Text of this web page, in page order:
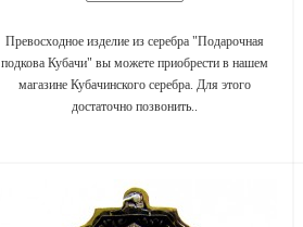
Превосходное изделие из серебра "Подарочная
подкова Кубачи" вы можете приобрести в нашем
магазине Кубачинского серебра. Для этого
достаточно позвонить..